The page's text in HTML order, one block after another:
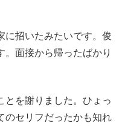
に招いたみたいです。俊
。面接から帰ったばかり
とを謝りました。ひょっ
のセリフだったかも知れ